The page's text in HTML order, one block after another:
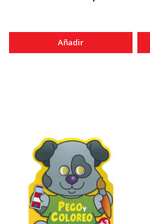
Añadir